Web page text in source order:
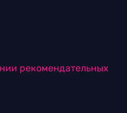
рекомендательных